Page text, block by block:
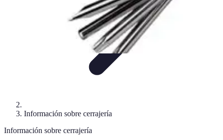
Información sobre cerrajería
Información sobre cerrajería